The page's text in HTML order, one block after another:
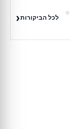
לכל הביקורות‹